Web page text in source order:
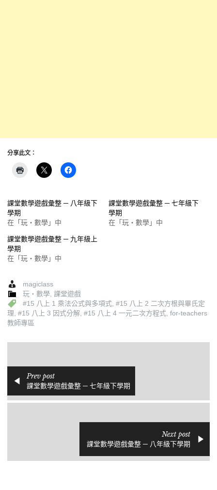
分享此文：
課堂數學遊戲彙整 ─ 八年級下
學期
在「玩‧數學」中
課堂數學遊戲彙整 ─ 七年級下
學期
在「玩‧數學」中
課堂數學遊戲彙整 ─ 九年級上
學期
在「玩‧數學」中
magiclass
玩‧數學, 課堂遊戲
#15 八上 1 乘法公式與多項式, #15 八上 2 二次方根與畢氏定
理, #15 八上 3 因式分解, #15 八上 4 一元二次方程式, for-teachers
教師專區
Prev post
課堂數學遊戲彙整 ─ 七年級下學期
Next post
課堂數學遊戲彙整 ─ 八年級下學期